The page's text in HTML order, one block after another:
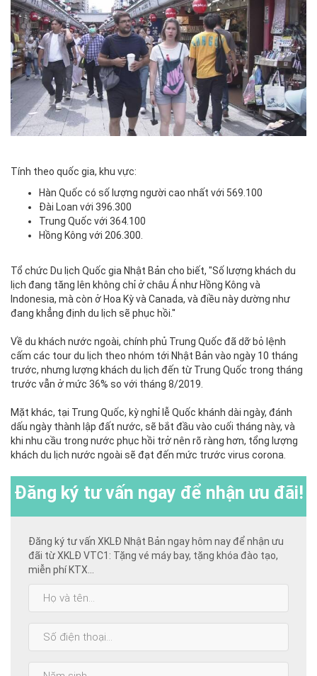
Tính theo quốc gia, khu vực:
Hàn Quốc có số lượng người cao nhất với 569.100
Đài Loan với 396.300
Trung Quốc với 364.100
Hồng Kông với 206.300.
Tổ chức Du lịch Quốc gia Nhật Bản cho biết, "Số lượng khách du
lịch đang tăng lên không chỉ ở châu Á như Hồng Kông và
Indonesia, mà còn ở Hoa Kỳ và Canada, và điều này dường như
đang khẳng định du lịch sẽ phục hồi.''
Về du khách nước ngoài, chính phủ Trung Quốc đã dỡ bỏ lệnh
cấm các tour du lịch theo nhóm tới Nhật Bản vào ngày 10 tháng
trước, nhưng lượng khách du lịch đến từ Trung Quốc trong tháng
trước vẫn ở mức 36% so với tháng 8/2019.
Mặt khác, tại Trung Quốc, kỳ nghỉ lễ Quốc khánh dài ngày, đánh
dấu ngày thành lập đất nước, sẽ bắt đầu vào cuối tháng này, và
khi nhu cầu trong nước phục hồi trở nên rõ ràng hơn, tổng lượng
khách du lịch nước ngoài sẽ đạt đến mức trước virus corona.
Đăng ký tư vấn ngay để nhận ưu đãi!
Đăng ký tư vấn XKLĐ Nhật Bản ngay hôm nay để nhận ưu
đãi từ XKLĐ VTC1: Tặng vé máy bay, tặng khóa đào tạo,
miễn phí KTX...